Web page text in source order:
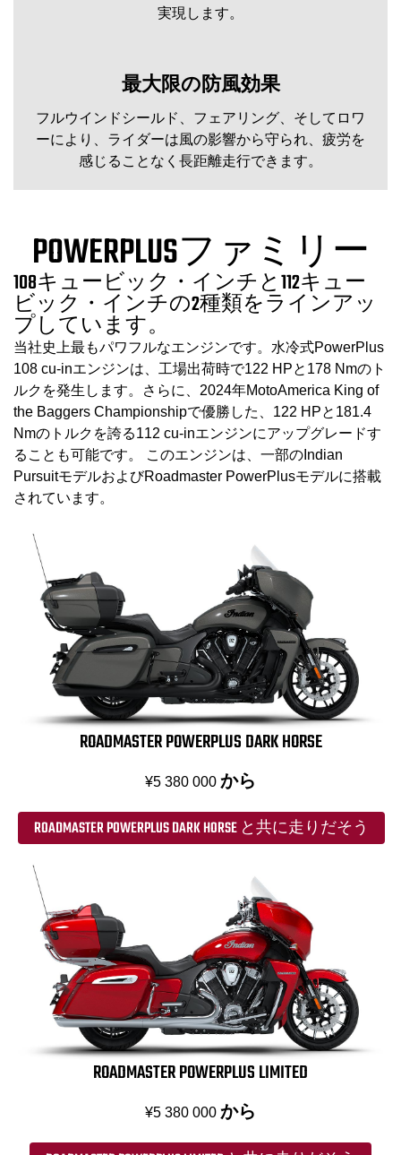
実現します。
最大限の防風効果
フルウインドシールド、フェアリング、そしてロワ
ーにより、ライダーは風の影響から守られ、疲労を
感じることなく長距離走行できます。
POWERPLUSファミリー
108キュービック・インチと112キュー
ビック・インチの2種類をラインアッ
プしています。
当社史上最もパワフルなエンジンです。水冷式PowerPlus
108 cu-inエンジンは、工場出荷時で122 HPと178 Nmのト
ルクを発生します。さらに、2024年MotoAmerica King of
the Baggers Championshipで優勝した、122 HPと181.4
Nmのトルクを誇る112 cu-inエンジンにアップグレードす
ることも可能です。 このエンジンは、一部のIndian
PursuitモデルおよびRoadmaster PowerPlusモデルに搭載
されています。
ROADMASTER POWERPLUS DARK HORSE
¥5 380 000 から
ROADMASTER POWERPLUS DARK HORSE と共に走りだそう
ROADMASTER POWERPLUS LIMITED
¥5 380 000 から